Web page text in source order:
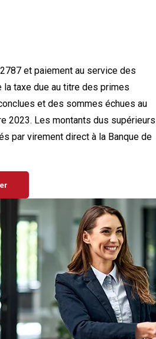
et paiement au service des
taxe due au titre des primes
et des sommes échues au
2023. Les montants dus supérieurs
par virement direct à la Banque de